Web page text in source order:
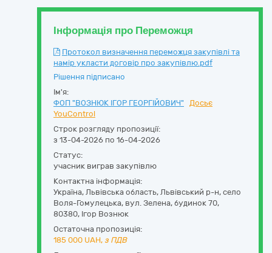
Інформація про Переможця
Протокол визначення переможця закупівлі та
намір укласти договір про закупівлю.pdf
Рішення підписано
Ім'я:
ФОП "ВОЗНЮК ІГОР ГЕОРГІЙОВИЧ"
Досьє
YouControl
Строк розгляду пропозиції:
з 13-04-2026 по 16-04-2026
Статус:
учасник виграв закупівлю
Контактна інформація:
Україна, Львівська область, Львівський р-н, село
Воля-Гомулецька, вул. Зелена, будинок 70,
80380, Ігор Вознюк
Остаточна пропозиція:
185 000 UAH, з ПДВ